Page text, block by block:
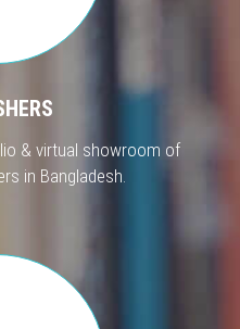
& virtual showroom of
in Bangladesh.